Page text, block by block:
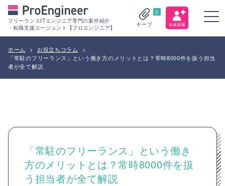
フリーランスITエンジニア専門の案件紹介
・転職支援エージェント【プロエンジニア】
0
キープ
ホーム > お役立ちコラム
>
「常駐のフリーランス」という働き方のメリットとは？常時8000件を扱う担当
者が全て解説
「常駐のフリーランス」という働き
方のメリットとは？常時8000件を扱
う担当者が全て解説